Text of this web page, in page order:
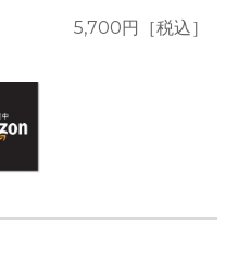
5,700円［税込］